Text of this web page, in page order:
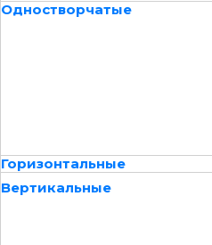
Одностворчатые
Горизонтальные
Вертикальные